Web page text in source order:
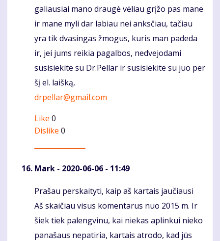
galiausiai mano draugė vėliau grįžo pas mane
ir mane myli dar labiau nei anksčiau, tačiau
yra tik dvasingas žmogus, kuris man padeda
ir, jei jums reikia pagalbos, nedvejodami
susisiekite su Dr.Pellar ir susisiekite su juo per
šį el. laišką,
drpellar@gmail.com
Like 0
Dislike 0
Mark - 2020-06-06 - 11:49
Komentaras
Prašau perskaityti, kaip aš kartais jaučiausi
Aš skaičiau visus komentarus nuo 2015 m. Ir
šiek tiek palengvinu, kai niekas aplinkui nieko
panašaus nepatiria, kartais atrodo, kad jūs